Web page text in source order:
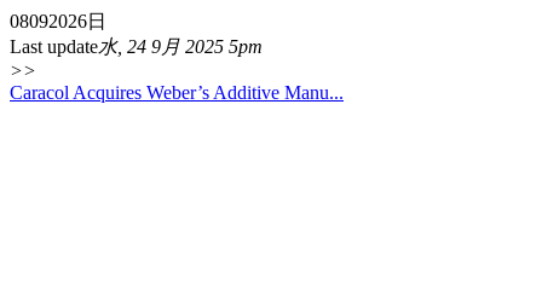
08092026日
Last update水, 24 9月 2025 5pm
>>
Caracol Acquires Weber’s Additive Manu...